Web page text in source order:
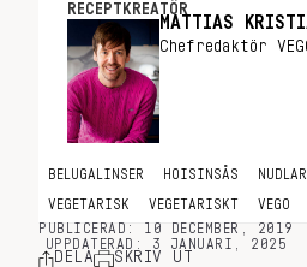
RECEPTKREATÖR
MATTIAS
Chefredaktör
BELUGALINSER HOISINSÅS NUDLAR
VEGETARISK VEGETARISKT VEGO
PUBLICERAD: 10 DECEMBER, 2019
UPPDATERAD: 3 JANUARI, 2025
DELA SKRIV UT